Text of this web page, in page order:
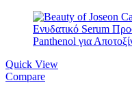
Quick View
Compare